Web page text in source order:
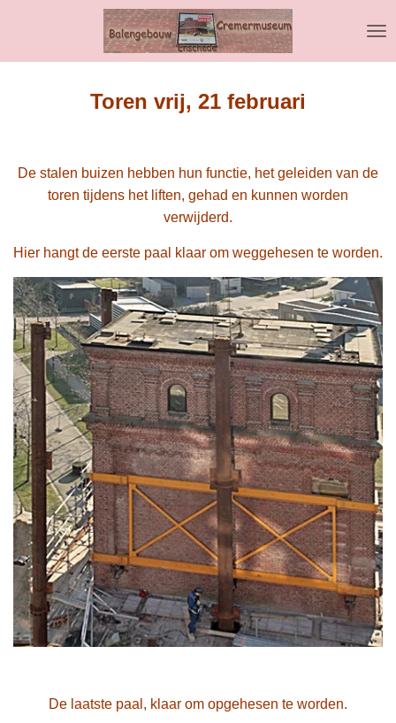
Toren vrij, 21 februari
De stalen buizen hebben hun functie, het geleiden van de
toren tijdens het liften, gehad en kunnen worden
verwijderd.
Hier hangt de eerste paal klaar om weggehesen te worden.
De laatste paal, klaar om opgehesen te worden.